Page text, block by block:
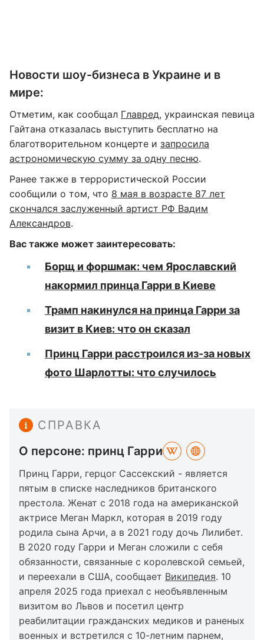
Новости шоу-бизнеса в Украине и в
мире:
Отметим, как сообщал Главред, украинская певица
Гайтана отказалась выступить бесплатно на
благотворительном концерте и запросила
астрономическую сумму за одну песню.
Ранее также в террористической России
сообщили о том, что 8 мая в возрасте 87 лет
скончался заслуженный артист РФ Вадим
Александров.
Вас также может заинтересовать:
Борщ и форшмак: чем Ярославский
накормил принца Гарри в Киеве
Трамп накинулся на принца Гарри за
визит в Киев: что он сказал
Принц Гарри расстроился из-за новых
фото Шарлотты: что случилось
СПРАВКА
О персоне: принц Гарри
Принц Гарри, герцог Сассекский - является
пятым в списке наследников британского
престола. Женат с 2018 года на американской
актрисе Меган Маркл, которая в 2019 году
родила сына Арчи, а в 2021 году дочь Лилибет.
В 2020 году Гарри и Меган сложили с себя
обязанности, связанные с королевской семьей,
и переехали в США, сообщает Википедия. 10
апреля 2025 года приехал с необъявленным
визитом во Львов и посетил центр
реабилитации гражданских медиков и раненых
военных и встретился с 10-летним парнем,